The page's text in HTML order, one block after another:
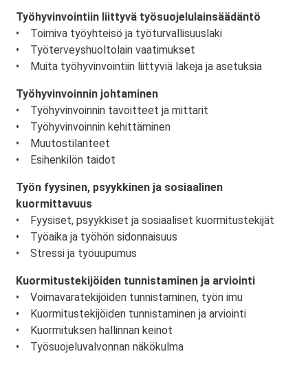
Työhyvinvointiin liittyvä työsuojelulainsäädäntö
• Toimiva työyhteisö ja työturvallisuuslaki
• Työterveyshuoltolain vaatimukset
• Muita työhyvinvointiin liittyviä lakeja ja asetuksia
Työhyvinvoinnin johtaminen
• Työhyvinvoinnin tavoitteet ja mittarit
• Työhyvinvoinnin kehittäminen
• Muutostilanteet
• Esihenkilön taidot
Työn fyysinen, psyykkinen ja sosiaalinen
kuormittavuus
• Fyysiset, psyykkiset ja sosiaaliset kuormitustekijät
• Työaika ja työhön sidonnaisuus
• Stressi ja työuupumus
Kuormitustekijöiden tunnistaminen ja arviointi
• Voimavaratekijöiden tunnistaminen, työn imu
• Kuormitustekijöiden tunnistaminen ja arviointi
• Kuormituksen hallinnan keinot
• Työsuojeluvalvonnan näkökulma